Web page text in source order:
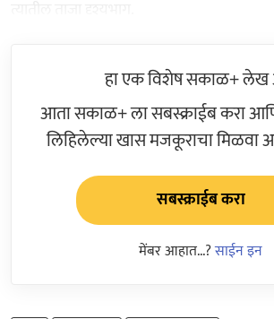
हा एक विशेष सकाळ+
आता सकाळ+ ला सबस्क्राईब करा
लिहिलेल्या खास मजकूराचा मिळवा
सबस्क्राईब करा
मेंबर आहात...?साईन इन